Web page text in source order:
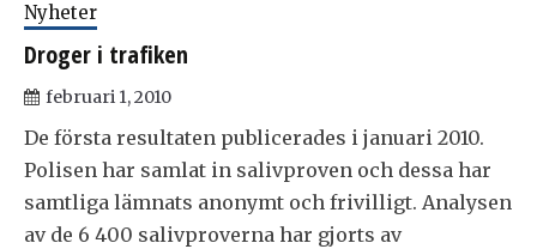
Nyheter
Droger i trafiken
februari 1, 2010
De första resultaten publicerades i januari 2010.
Polisen har samlat in salivproven och dessa har
samtliga lämnats anonymt och frivilligt. Analysen
av de 6 400 salivproverna har gjorts av